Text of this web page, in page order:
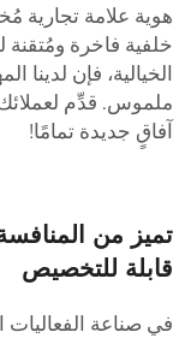
علامة تجارية
فاخرة ومُتقنة
فإن لدينا
قدِّم لعملائك
جديدة تمامًا!
للتخصيص
صناعة الفعاليات